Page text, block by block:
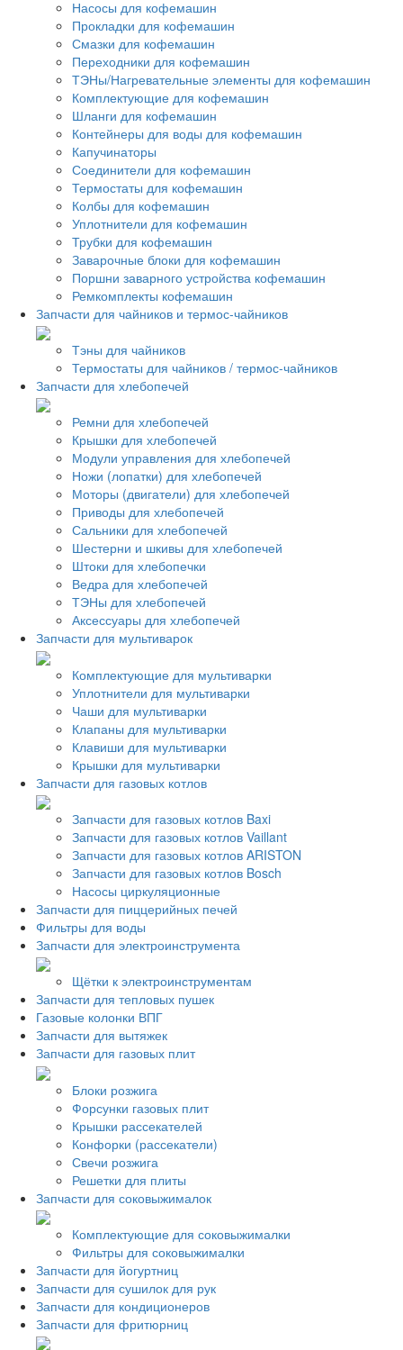
Насосы для кофемашин
Прокладки для кофемашин
Смазки для кофемашин
Переходники для кофемашин
ТЭНы/Нагревательные элементы для кофемашин
Комплектующие для кофемашин
Шланги для кофемашин
Контейнеры для воды для кофемашин
Капучинаторы
Соединители для кофемашин
Термостаты для кофемашин
Колбы для кофемашин
Уплотнители для кофемашин
Трубки для кофемашин
Заварочные блоки для кофемашин
Поршни заварного устройства кофемашин
Ремкомплекты кофемашин
Запчасти для чайников и термос-чайников
Тэны для чайников
Термостаты для чайников / термос-чайников
Запчасти для хлебопечей
Ремни для хлебопечей
Крышки для хлебопечей
Модули управления для хлебопечей
Ножи (лопатки) для хлебопечей
Моторы (двигатели) для хлебопечей
Приводы для хлебопечей
Сальники для хлебопечей
Шестерни и шкивы для хлебопечей
Штоки для хлебопечки
Ведра для хлебопечей
ТЭНы для хлебопечей
Аксессуары для хлебопечей
Запчасти для мультиварок
Комплектующие для мультиварки
Уплотнители для мультиварки
Чаши для мультиварки
Клапаны для мультиварки
Клавиши для мультиварки
Крышки для мультиварки
Запчасти для газовых котлов
Запчасти для газовых котлов Baxi
Запчасти для газовых котлов Vaillant
Запчасти для газовых котлов ARISTON
Запчасти для газовых котлов Bosch
Насосы циркуляционные
Запчасти для пиццерийных печей
Фильтры для воды
Запчасти для электроинструмента
Щётки к электроинструментам
Запчасти для тепловых пушек
Газовые колонки ВПГ
Запчасти для вытяжек
Запчасти для газовых плит
Блоки розжига
Форсунки газовых плит
Крышки рассекателей
Конфорки (рассекатели)
Свечи розжига
Решетки для плиты
Запчасти для соковыжималок
Комплектующие для соковыжималки
Фильтры для соковыжималки
Запчасти для йогуртниц
Запчасти для сушилок для рук
Запчасти для кондиционеров
Запчасти для фритюрниц